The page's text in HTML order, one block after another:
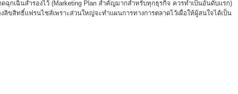
ฉุกเฉินสำรองไว้ (Marketing Plan สำคัญมากสำหรับทุกธุรกิจ ควรทำเป็นอันดับแรก)
ลิขสิทธิ์แฟรนไชส์เพราะส่วนใหญ่จะทำแผนการทางการตลาดไว้เผื่อให้ผู้สนใจได้เป็น